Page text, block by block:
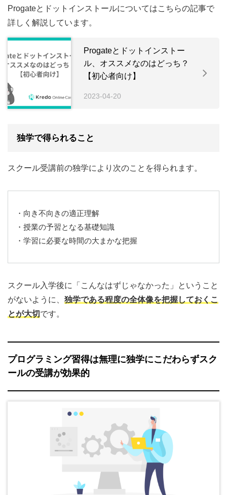
Progateとドットインストールについてはこちらの記事で
詳しく解説しています。
Progateとドットインストー
ル、オススメなのはどっち？
【初心者向け】
2023-04-20
独学で得られること
スクール受講前の独学により次のことを得られます。
・向き不向きの適正理解
・授業の予習となる基礎知識
・学習に必要な時間の大まかな把握
スクール入学後に「こんなはずじゃなかった」ということ
がないように、 独学である程度の全体像を把握しておくこ
とが大切 です。
プログラミング習得は無理に独学にこだわらずスク
ールの受講が効果的